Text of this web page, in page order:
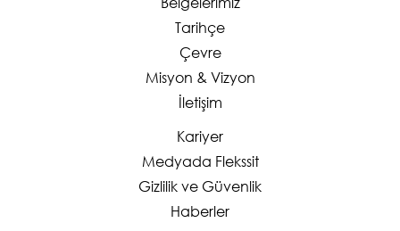
Tarihçe
Çevre
Misyon & Vizyon
İletişim
Kariyer
Medyada Flekssit
Gizlilik ve Güvenlik
Haberler